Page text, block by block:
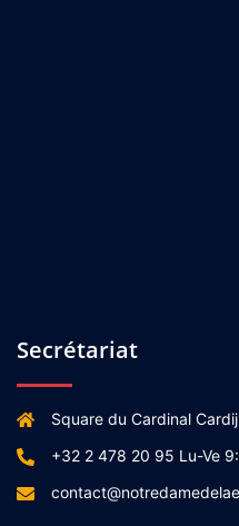
Secrétariat
Square du Cardinal
+32 2 478 20 95 Lu-Ve